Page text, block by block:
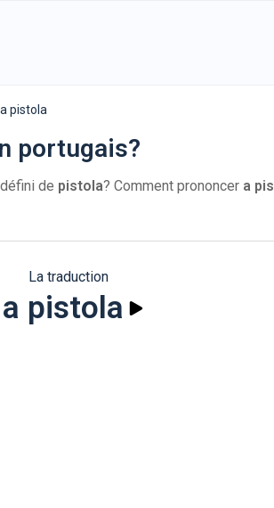
a pistola
portugais?
de pistola? Comment prononcer a
La traduction
a pistola